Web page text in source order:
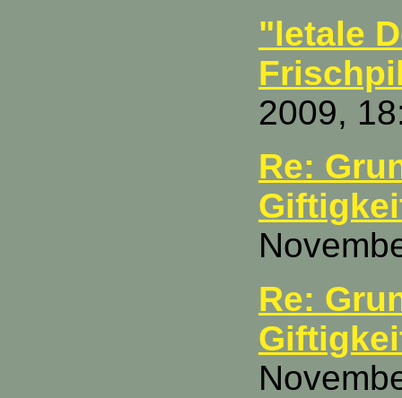
"letale
2009,
Re:
Re: